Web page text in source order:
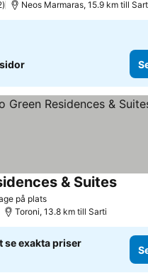
Neos Marmaras, 15.9 km till
på platsSe priser
& SuitesSe
Toroni, 13.8 km till Sarti
se exakta priser